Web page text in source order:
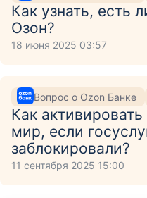
Как узнать, есть
Озон?
18 июня 2025 03:57
Вопрос о Ozon Банке
Как
мир, если
заблокировали?
11 сентября 2025 15:00